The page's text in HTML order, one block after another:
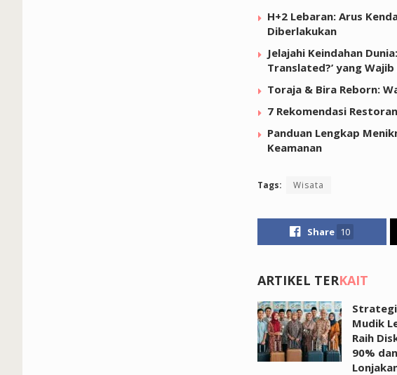
H+2 Lebaran: Arus
Diberlakukan
Jelajahi Keindahan
Translated?’ yang
Toraja & Bira Reborn:
7 Rekomendasi
Panduan Lengkap
Keamanan
Tags: Wisata
Share 10
ARTIKEL TERKAIT
Mudik
Raih
90%